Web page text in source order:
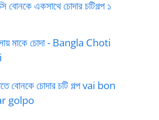
বোনকে একসাথে চোদার চটিগল্প ১
মাকে চোদা - Bangla Choti
বোনকে চোদার চটি গল্প vai bon
golpo